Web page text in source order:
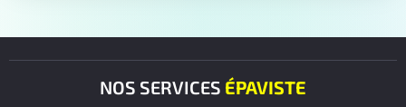
NOS SERVICES ÉPAVISTE